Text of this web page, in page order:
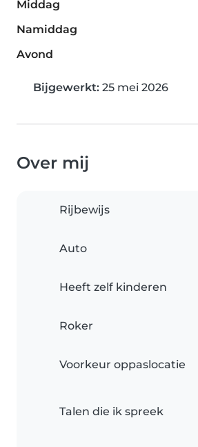
Middag
Namiddag
Avond
Bijgewerkt: 25 mei 2026
Over mij
Rijbewijs
Auto
Heeft zelf kinderen
Roker
Voorkeur oppaslocatie
Talen die ik spreek